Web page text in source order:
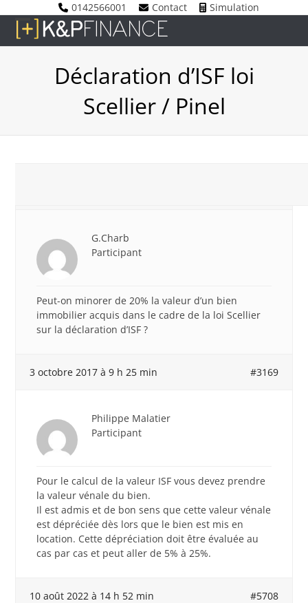
content
0142566001 Contact Simulation
Open
Close
Déclaration d’ISF loi
Scellier / Pinel
G.Charb
Participant
Peut-on minorer de 20% la valeur d’un bien
immobilier acquis dans le cadre de la loi Scellier
sur la déclaration d’ISF ?
3 octobre 2017 à 9 h 25 min #3169
Philippe Malatier
Participant
Pour le calcul de la valeur ISF vous devez prendre
la valeur vénale du bien.
Il est admis et de bon sens que cette valeur vénale
est dépréciée dès lors que le bien est mis en
location. Cette dépréciation doit être évaluée au
cas par cas et peut aller de 5% à 25%.
10 août 2022 à 14 h 52 min #5708